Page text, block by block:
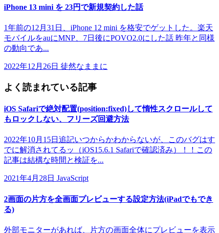
iPhone 13 mini を 23円で新規契約した話
1年前の12月31日、iPhone 12 mini を格安でゲットした。楽天
モバイルをauにMNP、7日後にPOVO2.0にした話 昨年と同様
の動向であ...
2022年12月26日 徒然なままに
よく読まれている記事
iOS Safariで絶対配置(position:fixed)して惰性スクロールして
もロックしない、フリーズ回避方法
2022年10月15日追記いつからかわからないが、このバグはす
でに解消されてるッ（iOS15.6.1 Safariで確認済み）！！この
記事は結構な時間と検証を...
2021年4月28日 JavaScript
2画面の片方を全画面プレビューする設定方法(iPadでもでき
る)
外部モニターがあれば、片方の画面全体にプレビューを表示